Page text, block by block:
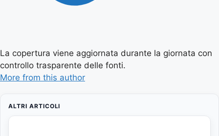
La copertura viene aggiornata durante la giornata con
controllo trasparente delle fonti.
More from this author
ALTRI ARTICOLI